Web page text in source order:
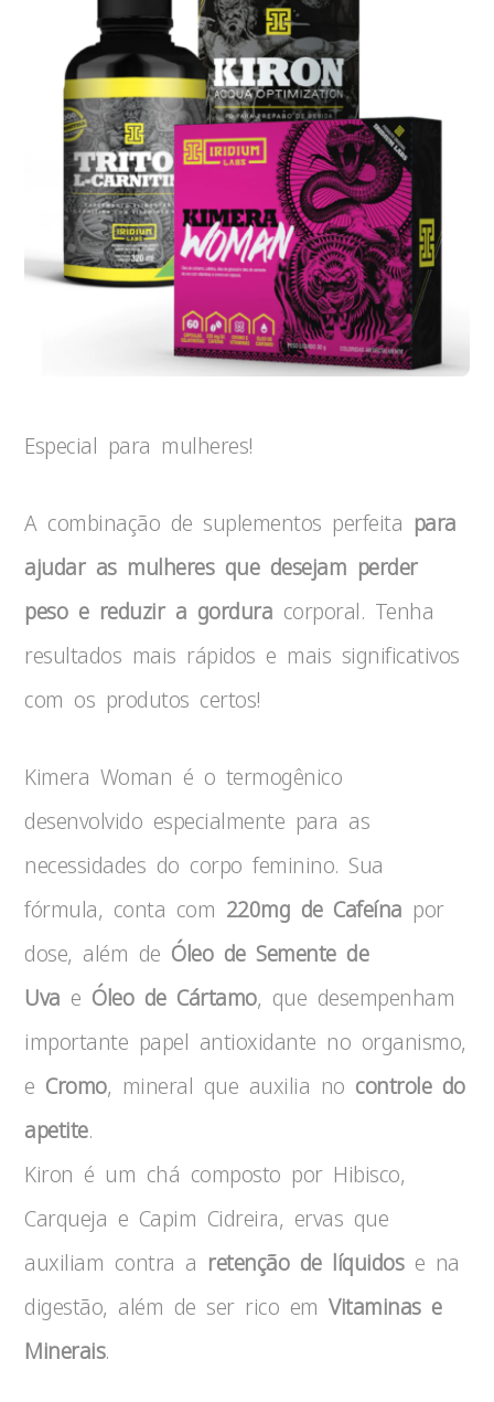
Especial para mulheres!
A combinação de suplementos perfeita para
ajudar as mulheres que desejam perder
peso e reduzir a gordura corporal. Tenha
resultados mais rápidos e mais significativos
com os produtos certos!
Kimera Woman é o termogênico
desenvolvido especialmente para as
necessidades do corpo feminino. Sua
fórmula, conta com 220mg de Cafeína por
dose, além de Óleo de Semente de
Uva e Óleo de Cártamo, que desempenham
importante papel antioxidante no organismo,
e Cromo, mineral que auxilia no controle do
apetite.
Kiron é um chá composto por Hibisco,
Carqueja e Capim Cidreira, ervas que
auxiliam contra a retenção de líquidose na
digestão, além de ser rico emVitaminas e
Minerais.